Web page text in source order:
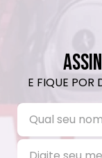
E FIQUE POR